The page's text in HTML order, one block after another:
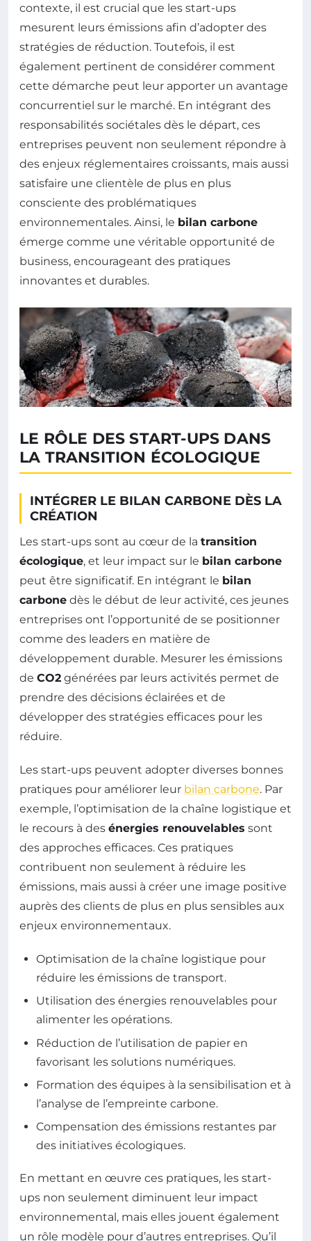
contexte, il est crucial que les start-ups
mesurent leurs émissions afin d’adopter des
stratégies de réduction. Toutefois, il est
également pertinent de considérer comment
cette démarche peut leur apporter un avantage
concurrentiel sur le marché. En intégrant des
responsabilités sociétales dès le départ, ces
entreprises peuvent non seulement répondre à
des enjeux réglementaires croissants, mais aussi
satisfaire une clientèle de plus en plus
consciente des problématiques
environnementales. Ainsi, le bilan carbone
émerge comme une véritable opportunité de
business, encourageant des pratiques
innovantes et durables.
LE RÔLE DES START-UPS DANS
LA TRANSITION ÉCOLOGIQUE
INTÉGRER LE BILAN CARBONE DÈS LA
CRÉATION
Les start-ups sont au cœur de la transition
écologique, et leur impact sur le bilan carbone
peut être significatif. En intégrant le bilan
carbone dès le début de leur activité, ces jeunes
entreprises ont l’opportunité de se positionner
comme des leaders en matière de
développement durable. Mesurer les émissions
de CO2 générées par leurs activités permet de
prendre des décisions éclairées et de
développer des stratégies efficaces pour les
réduire.
Les start-ups peuvent adopter diverses bonnes
pratiques pour améliorer leur bilan carbone. Par
exemple, l’optimisation de la chaîne logistique et
le recours à des énergies renouvelables sont
des approches efficaces. Ces pratiques
contribuent non seulement à réduire les
émissions, mais aussi à créer une image positive
auprès des clients de plus en plus sensibles aux
enjeux environnementaux.
Optimisation de la chaîne logistique pour
réduire les émissions de transport.
Utilisation des énergies renouvelables pour
alimenter les opérations.
Réduction de l’utilisation de papier en
favorisant les solutions numériques.
Formation des équipes à la sensibilisation et à
l’analyse de l’empreinte carbone.
Compensation des émissions restantes par
des initiatives écologiques.
En mettant en œuvre ces pratiques, les start-
ups non seulement diminuent leur impact
environnemental, mais elles jouent également
un rôle modèle pour d’autres entreprises. Qu’il